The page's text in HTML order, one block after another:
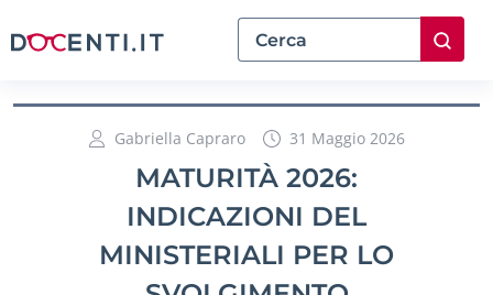
Gabriella Capraro 31 Maggio 2026
MATURITÀ 2026:
INDICAZIONI DEL
MINISTERIALI PER LO